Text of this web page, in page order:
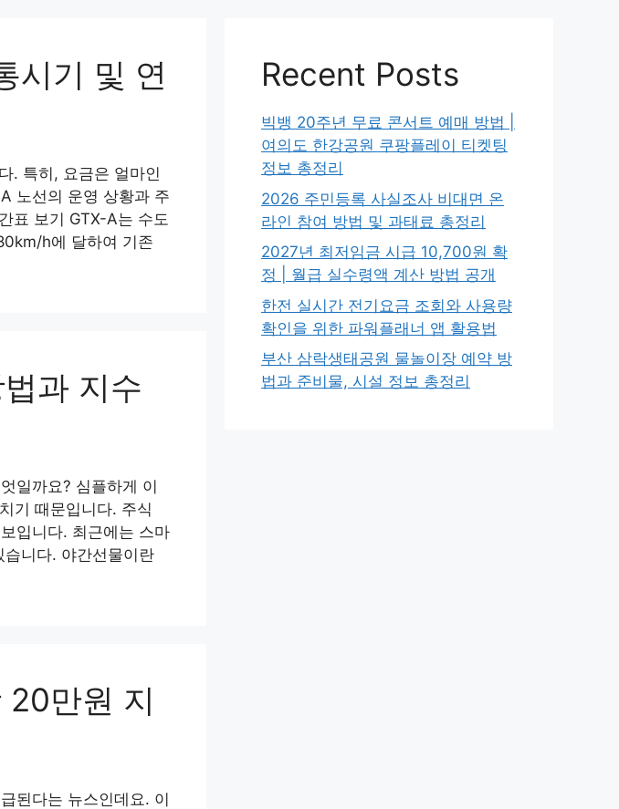
시기 및 연
. 특히, 요금은 얼마인
노선의 운영 상황과 주
표 보기 GTX-A는 수도
h에 달하여 기존
과 지수
일까요? 심플하게 이
기 때문입니다. 주식
입니다. 최근에는 스마
니다. 야간선물이란
20만원 지
된다는 뉴스인데요. 이
Recent Posts
빅뱅 20주년 무료 콘서트 예매 방법 |
여의도 한강공원 쿠팡플레이 티켓팅
정보 총정리
2026 주민등록 사실조사 비대면 온
라인 참여 방법 및 과태료 총정리
2027년 최저임금 시급 10,700원 확
정 | 월급 실수령액 계산 방법 공개
한전 실시간 전기요금 조회와 사용량
확인을 위한 파워플래너 앱 활용법
부산 삼락생태공원 물놀이장 예약 방
법과 준비물, 시설 정보 총정리